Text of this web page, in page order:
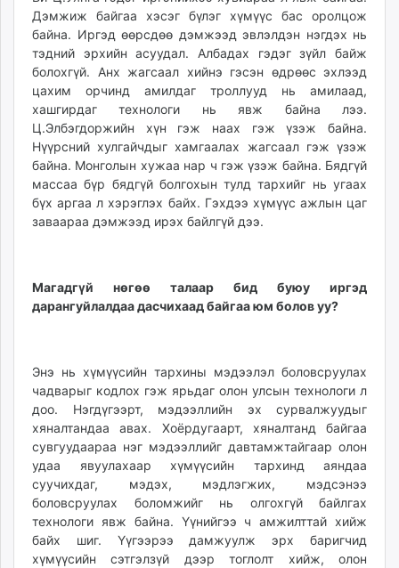
unuudur.mn
isee.mn
mglradio.com
itoim.mn
tumen.mn
shuum.mn
times.mn
tvmongolia.mn
mass.mn
toim.mn
tac.mn
Дэмжиж байгаа хэсэг бүлэг хүмүүс бас оролцож
байна. Иргэд өөрсдөө дэмжээд эвлэлдэн нэгдэх нь
тэдний эрхийн асуудал. Албадах гэдэг зүйл байж
болохгүй. Анх жагсаал хийнэ гэсэн өдрөөс эхлээд
цахим орчинд амилдаг троллууд нь амилаад,
хашгирдаг технологи нь явж байна лээ.
Ц.Элбэгдоржийн хүн гэж наах гэж үзэж байна.
Нүүрсний хулгайчдыг хамгаалах жагсаал гэж үзэж
байна. Монголын хужаа нар ч гэж үзэж байна. Бядгүй
массаа бүр бядгүй болгохын тулд тархийг нь угаах
бүх аргаа л хэрэглэх байх. Гэхдээ хүмүүс ажлын цаг
заваараа дэмжээд ирэх байлгүй дээ.
Магадгүй нөгөө талаар бид буюу иргэд
дарангуйлалдаа дасчихаад байгаа юм болов уу?
Энэ нь хүмүүсийн тархины мэдээлэл боловсруулах
чадварыг кодлох гэж ярьдаг олон улсын технологи л
доо. Нэгдүгээрт, мэдээллийн эх сурвалжуудыг
хяналтандаа авах. Хоёрдугаарт, хяналтанд байгаа
сувгуудаараа нэг мэдээллийг давтамжтайгаар олон
удаа явуулахаар хүмүүсийн тархинд аяндаа
суучихдаг, мэдэх, мэдлэгжих, мэдсэнээ
боловсруулах боломжийг нь олгохгүй байлгах
технологи явж байна. Үүнийгээ ч амжилттай хийж
байх шиг. Үүгээрээ дамжуулж эрх баригчид
хүмүүсийн сэтгэлзүй дээр тоглолт хийж, олон